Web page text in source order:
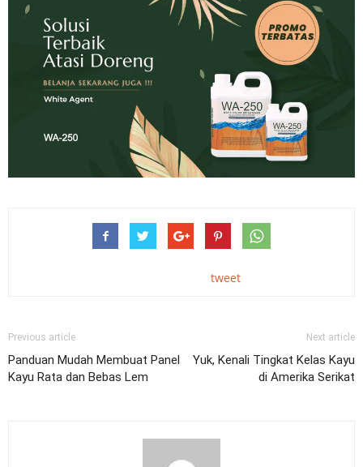
tweet
Previous article
Panduan Mudah Membuat Panel
Kayu Rata dan Bebas Lem
Next article
Yuk, Kenali Tingkat Kelas Kayu
di Amerika Serikat